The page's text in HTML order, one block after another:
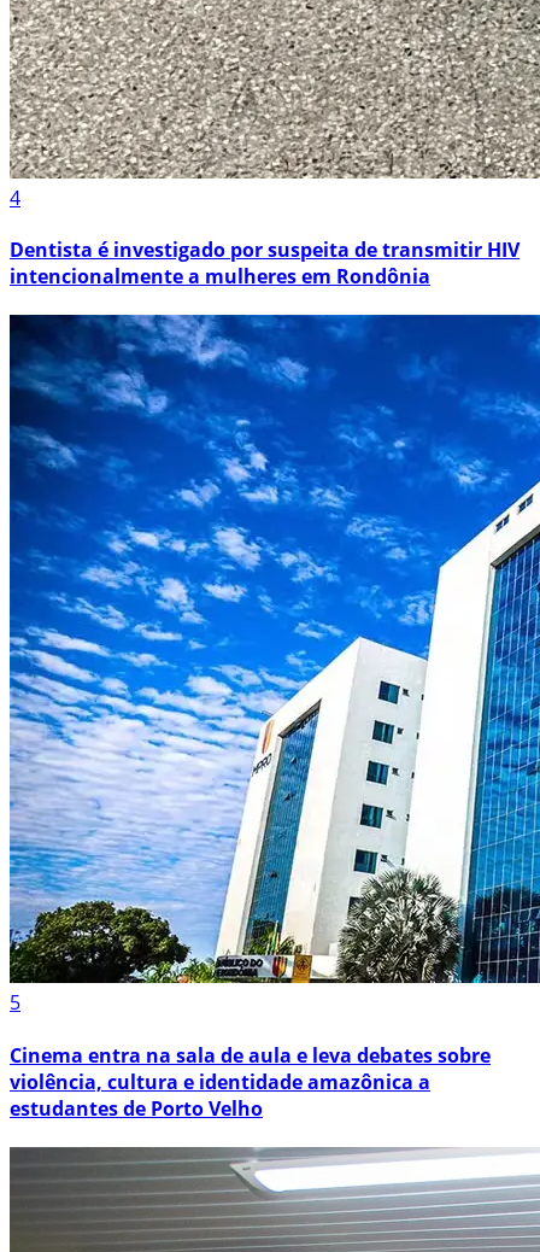
4
Dentista é investigado por suspeita de transmitir HIV
intencionalmente a mulheres em Rondônia
5
Cinema entra na sala de aula e leva debates sobre
violência, cultura e identidade amazônica a
estudantes de Porto Velho